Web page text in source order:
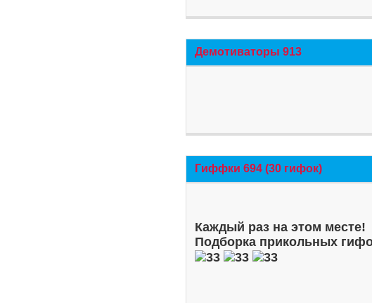
Демотиваторы 913
Гиффки 694 (30 гифок)
Каждый раз на этом месте!
Подборка прикольных